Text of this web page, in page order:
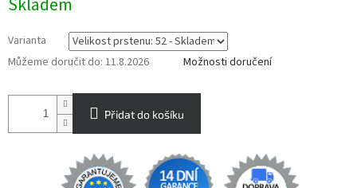
cena:
Skladem
Varianta
Můžeme doručit do: 11.8.2026 Možnosti doručení
Přidat do košíku